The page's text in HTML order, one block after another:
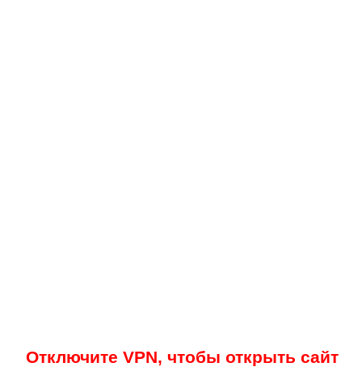
Отключите VPN, чтобы открыть сайт